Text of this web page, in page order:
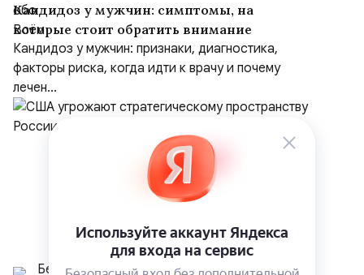
Кандидоз у мужчин: симптомы, на
которые стоит обратить внимание
Кандидоз у мужчин: признаки, диагностика,
факторы риска, когда идти к врачу и почему
лечен...
Белрусинфо